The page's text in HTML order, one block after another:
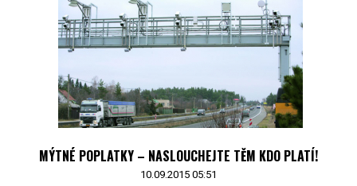
MÝTNÉ POPLATKY – NASLOUCHEJTE TĚM KDO PLATÍ!
10.09.2015 05:51